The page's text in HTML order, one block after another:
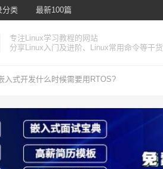
分类 最新100篇
专注Linux学习教程的网站
分享Linux入门及进阶、Linux常用命令等干货
入式开发什么时候需要用RTOS?